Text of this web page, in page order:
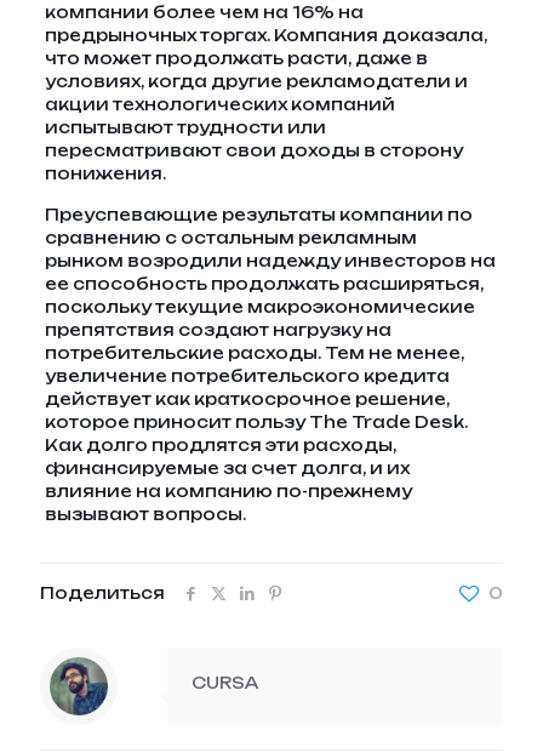
компании более чем на 16% на
предрыночных торгах. Компания доказала,
что может продолжать расти, даже в
условиях, когда другие рекламодатели и
акции технологических компаний
испытывают трудности или
пересматривают свои доходы в сторону
понижения.
Преуспевающие результаты компании по
сравнению с остальным рекламным
рынком возродили надежду инвесторов на
ее способность продолжать расширяться,
поскольку текущие макроэкономические
препятствия создают нагрузку на
потребительские расходы. Тем не менее,
увеличение потребительского кредита
действует как краткосрочное решение,
которое приносит пользу The Trade Desk.
Как долго продлятся эти расходы,
финансируемые за счет долга, и их
влияние на компанию по-прежнему
вызывают вопросы.
Поделиться 0
CURSA